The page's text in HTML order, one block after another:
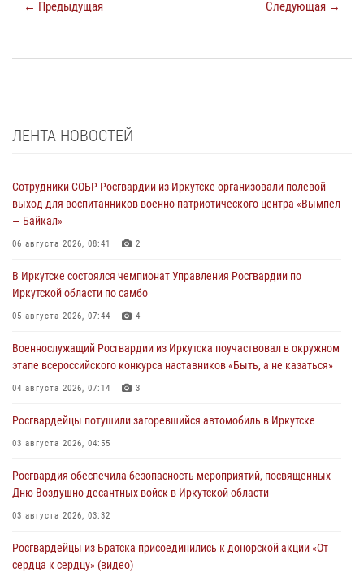
← Предыдущая Следующая →
ЛЕНТА НОВОСТЕЙ
Сотрудники СОБР Росгвардии из Иркутске организовали полевой
выход для воспитанников военно-патриотического центра «Вымпел
— Байкал»
06 августа 2026, 08:41 2
В Иркутске состоялся чемпионат Управления Росгвардии по
Иркутской области по самбо
05 августа 2026, 07:44 4
Военнослужащий Росгвардии из Иркутска поучаствовал в окружном
этапе всероссийского конкурса наставников «Быть, а не казаться»
04 августа 2026, 07:14 3
Росгвардейцы потушили загоревшийся автомобиль в Иркутске
03 августа 2026, 04:55
Росгвардия обеспечила безопасность мероприятий, посвященных
Дню Воздушно-десантных войск в Иркутской области
03 августа 2026, 03:32
Росгвардейцы из Братска присоединились к донорской акции «От
сердца к сердцу» (видео)